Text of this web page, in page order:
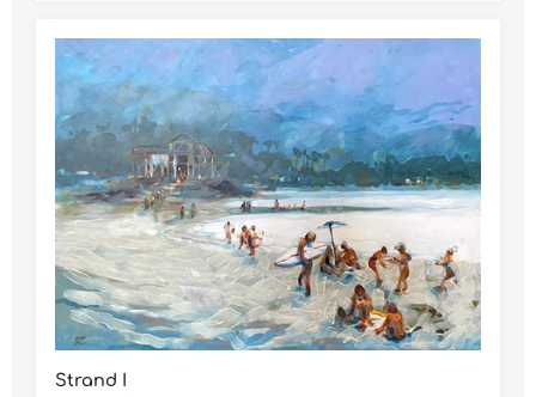
Strand I